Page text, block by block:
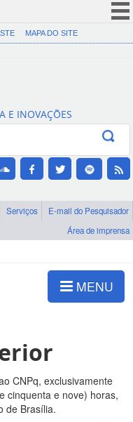
CORONAVÍRUS (COVID-19)
Canais
MAPA DO SITE
E INOVAÇÕES
Serviços
E-mail do Pesquisador
Área de imprensa
MENU
CNPq, exclusivamente
cinquenta e nove) horas,
de Brasília.